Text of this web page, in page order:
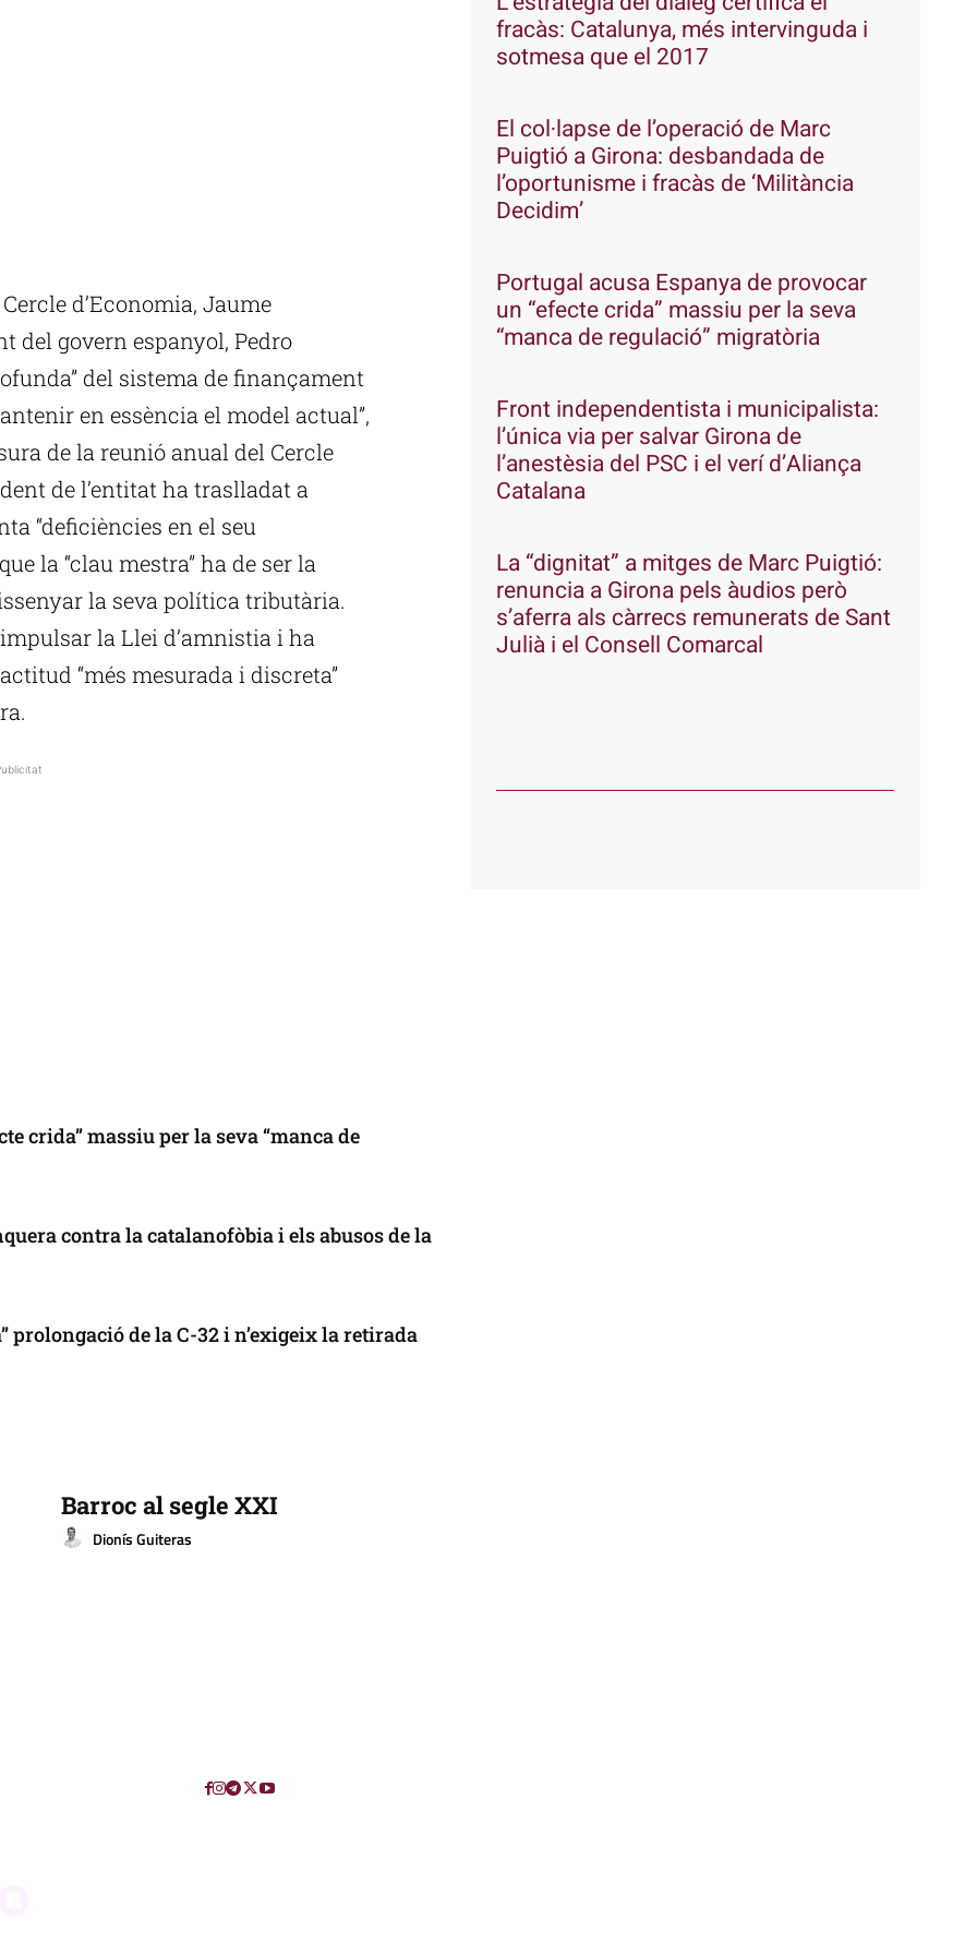
d’Economia, Jaume
del govern espanyol, Pedro
del sistema de finançament
en essència el model actual”,
de la reunió anual del Cercle
de l’entitat ha traslladat a
“deficiències en el seu
la “clau mestra” ha de ser la
la seva política tributària.
la Llei d’amnistia i ha
“més mesurada i discreta”
crida” massiu per la seva “manca de
contra la catalanofòbia i els abusos de la
prolongació de la C-32 i n’exigeix la retirada
Barroc al segle XXI
Dionís Guiteras
fracàs: Catalunya, més intervinguda i
sotmesa que el 2017
El col·lapse de l’operació de Marc
Puigtió a Girona: desbandada de
l’oportunisme i fracàs de ‘Militància
Decidim’
Portugal acusa Espanya de provocar
un “efecte crida” massiu per la seva
“manca de regulació” migratòria
Front independentista i municipalista:
l’única via per salvar Girona de
l’anestèsia del PSC i el verí d’Aliança
Catalana
La “dignitat” a mitges de Marc Puigtió:
renuncia a Girona pels àudios però
s’aferra als càrrecs remunerats de Sant
Julià i el Consell Comarcal